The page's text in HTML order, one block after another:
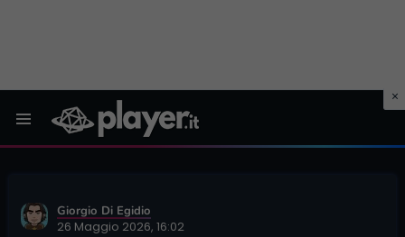
Giorgio Di Egidio
26 Maggio 2026, 16:02